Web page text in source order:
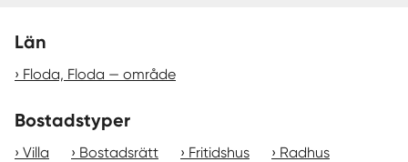
Län
Floda, Floda — område
Bostadstyper
Villa Bostadsrätt Fritidshus
Radhus